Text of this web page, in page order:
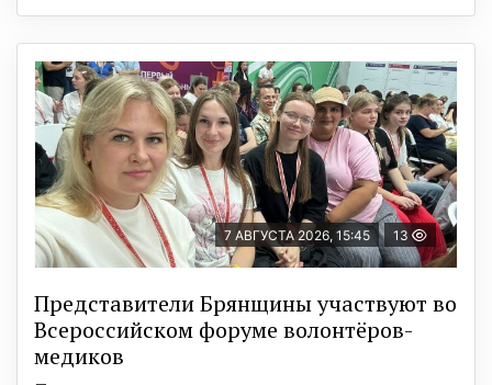
7 АВГУСТА 2026, 15:45 13
Представители Брянщины участвуют во
Всероссийском форуме волонтёров-
медиков